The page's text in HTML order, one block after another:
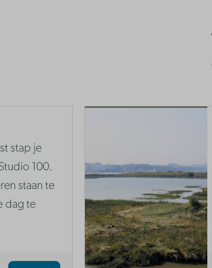
stap je
100.
staan te
dag te